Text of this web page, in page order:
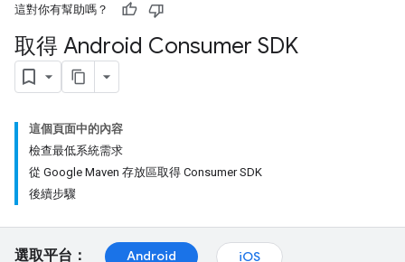
這對你有幫助嗎？
取得 Android Consumer SDK
這個頁面中的內容
檢查最低系統需求
從 Google Maven 存放區取得 Consumer SDK
後續步驟
選取平台： Android
iOS